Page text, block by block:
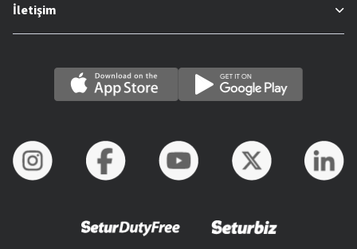
İletişim